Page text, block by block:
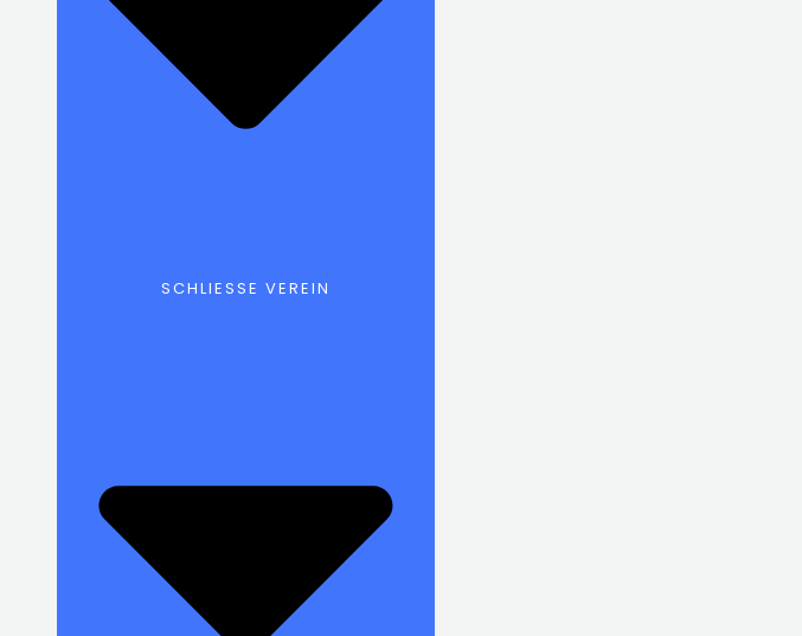
SCHLIESSE VEREIN